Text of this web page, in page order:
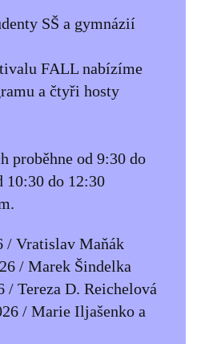
SŠ a gymnázií
FALL nabízíme
a čtyři hosty
proběhne od 9:30 do
10:30 do 12:30
/ Vratislav Maňák
/ Marek Šindelka
/ Tereza D. Reichelová
/ Marie Iljašenko a